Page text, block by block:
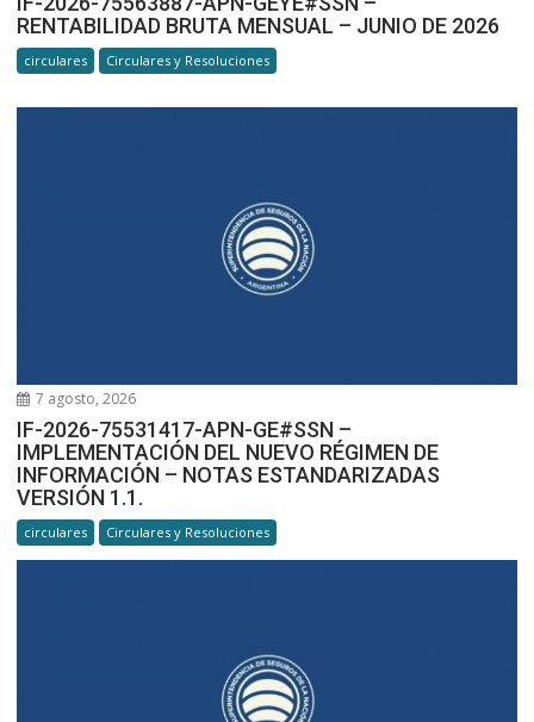
RENTABILIDAD BRUTA MENSUAL – JUNIO DE 2026
circulares Circulares y Resoluciones
7 agosto, 2026
IF-2026-75531417-APN-GE#SSN –
IMPLEMENTACIÓN DEL NUEVO RÉGIMEN DE
INFORMACIÓN – NOTAS ESTANDARIZADAS
VERSIÓN 1.1.
circulares Circulares y Resoluciones